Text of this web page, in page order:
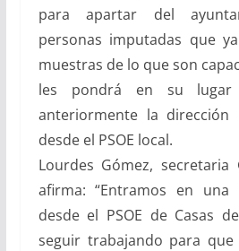
para apartar del
personas imputadas que
muestras de lo que son
les pondrá en su
anteriormente la dirección
desde el PSOE local.
Lourdes Gómez, secretaria
afirma: “Entramos en
desde el PSOE de Casas
seguir trabajando para